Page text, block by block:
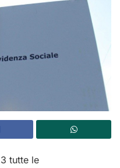
tutte le